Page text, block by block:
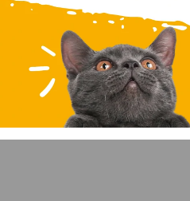
Bozal de nylon para